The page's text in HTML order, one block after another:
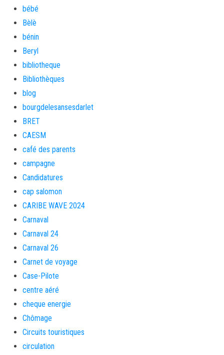
bébé
Bèlè
bénin
Beryl
bibliotheque
Bibliothèques
blog
bourgdelesansesdarlet
BRET
CAESM
café des parents
campagne
Candidatures
cap salomon
CARIBE WAVE 2024
Carnaval
Carnaval 24
Carnaval 26
Carnet de voyage
Case-Pilote
centre aéré
cheque energie
Chômage
Circuits touristiques
circulation